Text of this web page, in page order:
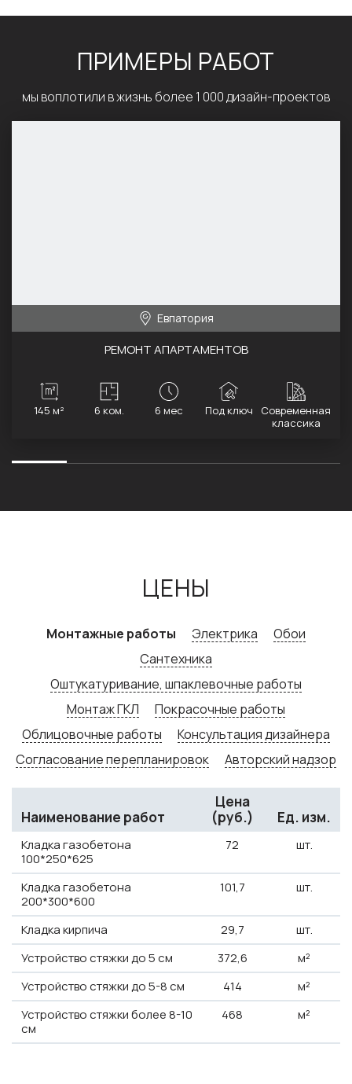
ПРИМЕРЫ РАБОТ
мы воплотили в жизнь более 1 000 дизайн-проектов
РЕМОНТ АПАРТАМЕНТОВ
Евпатория
145 м² 6 ком. 6 мес Под ключ
Современная
классика
ЦЕНЫ
Монтажные работы Электрика
Обои
Сантехника
Оштукатуривание, шпаклевочные работы
Монтаж ГКЛ
Покрасочные работы
Облицовочные работы
Консультация дизайнера
Согласование перепланировок
Авторский надзор
Наименование работ
Цена
(руб.)
Ед. изм.
Кладка газобетона
100*250*625
72 шт.
Кладка газобетона
200*300*600
101,7 шт.
Кладка кирпича 29,7
шт.
Устройство стяжки до 5 см
372,6
м²
Устройство стяжки до 5-8 см
414
м²
Устройство стяжки более 8-10
см
468 м²